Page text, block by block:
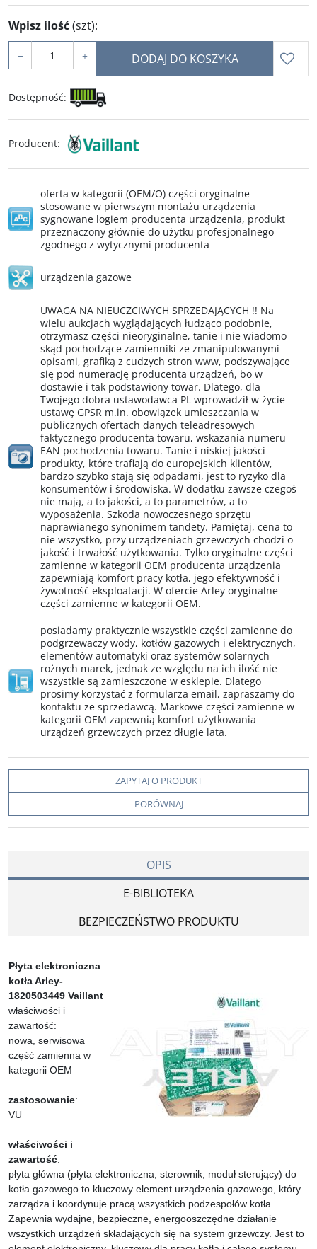
Wpisz ilość(szt):
− + DODAJ DO KOSZYKA
Dostępność:
Producent:
oferta w kategorii (OEM/O) części oryginalne
stosowane w pierwszym montażu urządzenia
sygnowane logiem producenta urządzenia, produkt
przeznaczony głównie do użytku profesjonalnego
zgodnego z wytycznymi producenta
urządzenia gazowe
UWAGA NA NIEUCZCIWYCH SPRZEDAJĄCYCH !! Na
wielu aukcjach wyglądających łudząco podobnie,
otrzymasz części nieoryginalne, tanie i nie wiadomo
skąd pochodzące zamienniki ze zmanipulowanymi
opisami, grafiką z cudzych stron www, podszywające
się pod numerację producenta urządzeń, bo w
dostawie i tak podstawiony towar. Dlatego, dla
Twojego dobra ustawodawca PL wprowadził w życie
ustawę GPSR m.in. obowiązek umieszczania w
publicznych ofertach danych teleadresowych
faktycznego producenta towaru, wskazania numeru
EAN pochodzenia towaru. Tanie i niskiej jakości
produkty, które trafiają do europejskich klientów,
bardzo szybko stają się odpadami, jest to ryzyko dla
konsumentów i środowiska. W dodatku zawsze czegoś
nie mają, a to jakości, a to parametrów, a to
wyposażenia. Szkoda nowoczesnego sprzętu
naprawianego synonimem tandety. Pamiętaj, cena to
nie wszystko, przy urządzeniach grzewczych chodzi o
jakość i trwałość użytkowania. Tylko oryginalne części
zamienne w kategorii OEM producenta urządzenia
zapewniają komfort pracy kotła, jego efektywność i
żywotność eksploatacji. W ofercie Arley oryginalne
części zamienne w kategorii OEM.
posiadamy praktycznie wszystkie części zamienne do
podgrzewaczy wody, kotłów gazowych i elektrycznych,
elementów automatyki oraz systemów solarnych
rożnych marek, jednak ze względu na ich ilość nie
wszystkie są zamieszczone w esklepie. Dlatego
prosimy korzystać z formularza email, zapraszamy do
kontaktu ze sprzedawcą. Markowe części zamienne w
kategorii OEM zapewnią komfort użytkowania
urządzeń grzewczych przez długie lata.
ZAPYTAJ O PRODUKT
PORÓWNAJ
OPIS
E-BIBLIOTEKA
BEZPIECZEŃSTWO PRODUKTU
Płyta elektroniczna
kotła Arley-
1820503449 Vaillant
właściwości i
zawartość:
nowa, serwisowa
część zamienna w
kategorii OEM
zastosowanie:
VU
właściwości i
zawartość:
płyta główna (płyta elektroniczna, sterownik, moduł sterujący) do
kotła gazowego to kluczowy element urządzenia gazowego, który
zarządza i koordynuje pracą wszystkich podzespołów kotła.
Zapewnia wydajne, bezpieczne, energooszczędne działanie
wszystkich urządzeń składających się na system grzewczy. Jest to